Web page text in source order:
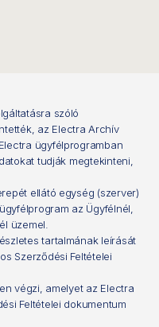
szóló
az Electra Archív
ügyfélprogramban
tudják megtekinteni,
ellátó egység (szerver)
az Ügyfélnél,
üzemel.
tartalmának leírását
Szerződési Feltételei
végzi, amelyet az Electra
Feltételei dokumentum